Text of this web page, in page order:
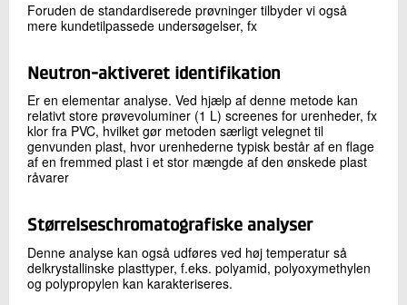
Foruden de standardiserede prøvninger tilbyder vi også
mere kundetilpassede undersøgelser, fx
Neutron-aktiveret identifikation
Er en elementar analyse. Ved hjælp af denne metode kan
relativt store prøvevoluminer (1 L) screenes for urenheder, fx
klor fra PVC, hvilket gør metoden særligt velegnet til
genvunden plast, hvor urenhederne typisk består af en flage
af en fremmed plast i et stor mængde af den ønskede plast
råvarer
Størrelseschromatografiske analyser
Denne analyse kan også udføres ved høj temperatur så
delkrystallinske plasttyper, f.eks. polyamid, polyoxymethylen
og polypropylen kan karakteriseres.